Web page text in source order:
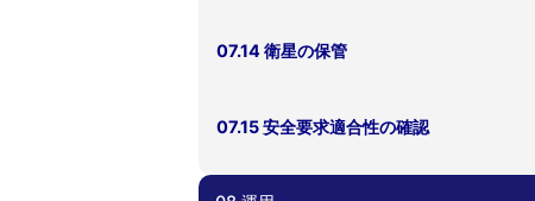
07.14 衛星の保管
07.15 安全要求適合性の確認